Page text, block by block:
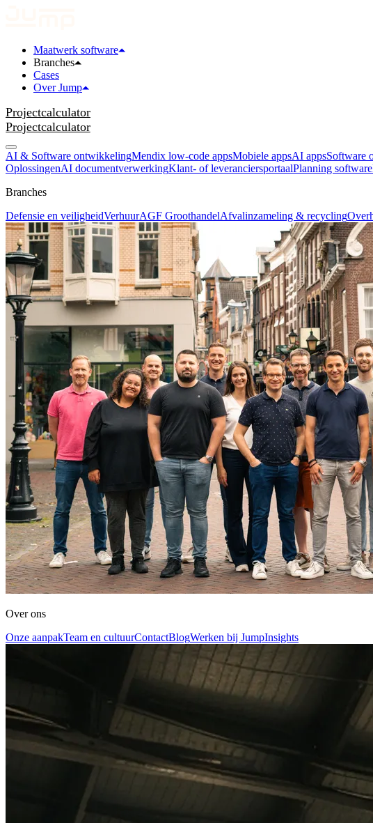
Maatwerk software
Branches
Cases
Over Jump
Projectcalculator
Projectcalculator
AI & Software ontwikkelingMendix low-code appsMobiele appsAI appsSoftware
OplossingenAI documentverwerkingKlant- of leveranciersportaalPlanning software
Branches
Defensie en veiligheidVerhuurAGF GroothandelAfvalinzameling & recycling
Over ons
Onze aanpakTeam en cultuurContactBlogWerken bij JumpInsights